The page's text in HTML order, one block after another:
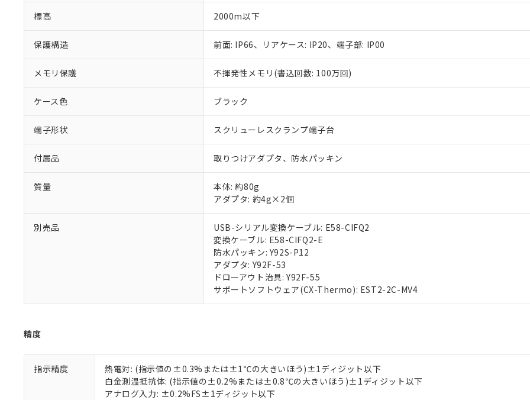
標高 2000m以下
保護構造 前面: IP66、リアケース: IP20、端子部: IP00
メモリ保護 不揮発性メモリ(書込回数: 100万回)
ケース色 ブラック
端子形状 スクリューレスクランプ端子台
付属品 取りつけアダプタ、防水パッキン
質量
本体: 約80g
アダプタ: 約4g×2個
別売品
USB-シリアル変換ケーブル: E58-CIFQ2
変換ケーブル: E58-CIFQ2-E
防水パッキン: Y92S-P12
アダプタ: Y92F-53
ドローアウト治具: Y92F-55
サポートソフトウェア(CX-Thermo): EST2-2C-MV4
精度
指示精度
熱電対: (指示値の±0.3%または±1℃の大きいほう)±1ディジット以下
白金測温抵抗体: (指示値の±0.2%または±0.8℃の大きいほう)±1ディジット以下
アナログ入力: ±0.2%FS±1ディジット以下